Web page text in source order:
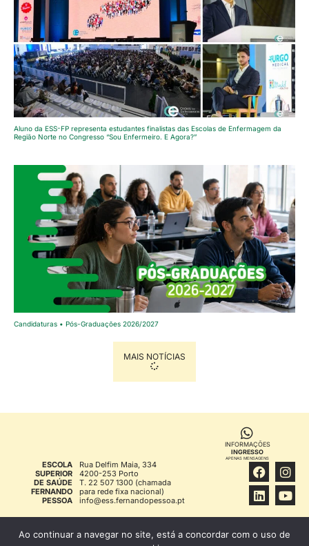
Aluno da ESS-FP representa estudantes finalistas das Escolas de Enfermagem da
Região Norte no Congresso “Sou Enfermeiro. E Agora?”
Candidaturas • Pós-Graduações 2026/2027
MAIS NOTÍCIAS
ESCOLA
SUPERIOR
DE SAÚDE
FERNANDO
PESSOA
Rua Delfim Maia, 334
4200-253 Porto
T. 22 507 1300 (chamada
para rede fixa nacional)
info@ess.fernandopessoa.pt
INFORMAÇÕES
INGRESSO
APENAS MENSAGENS
FFP © 1994 INFORMAÇÃO LEGAL
Ao continuar a navegar no site, está a concordar com o uso de